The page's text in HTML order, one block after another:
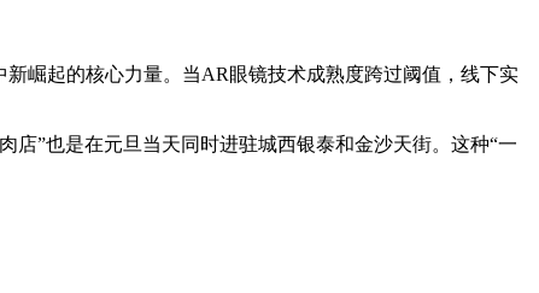
崛起的核心力量。当AR眼镜技术成熟度跨过阈值，线下实
店”也是在元旦当天同时进驻城西银泰和金沙天街。这种“一